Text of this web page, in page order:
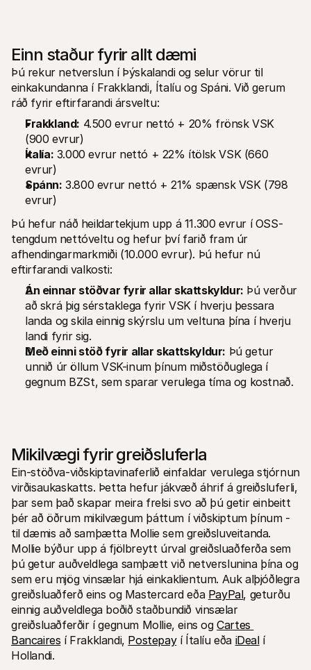
Einn staður fyrir allt dæmi
Þú rekur netverslun í Þýskalandi og selur vörur til
einkakundanna í Frakklandi, Ítalíu og Spáni. Við gerum
ráð fyrir eftirfarandi ársveltu:
Frakkland: 4.500 evrur nettó + 20% frönsk VSK
(900 evrur)
Ítalía: 3.000 evrur nettó + 22% ítölsk VSK (660
evrur)
Spánn: 3.800 evrur nettó + 21% spænsk VSK (798
evrur)
Þú hefur náð heildartekjum upp á 11.300 evrur í OSS-
tengdum nettóveltu og hefur því farið fram úr
afhendingarmarkmiði (10.000 evrur). Þú hefur nú
eftirfarandi valkosti:
Án einnar stöðvar fyrir allar skattskyldur: Þú verður
að skrá þig sérstaklega fyrir VSK í hverju þessara
landa og skila einnig skýrslu um veltuna þína í hverju
landi fyrir sig.
Með einni stöð fyrir allar skattskyldur: Þú getur
unnið úr öllum VSK-inum þínum miðstöðuglega í
gegnum BZSt, sem sparar verulega tíma og kostnað.
Mikilvægi fyrir greiðsluferla
Ein-stöðva-viðskiptavinaferlið einfaldar verulega stjórnun
virðisaukaskatts. Þetta hefur jákvæð áhrif á greiðsluferli,
þar sem það skapar meira frelsi svo að þú getir einbeitt
þér að öðrum mikilvægum þáttum í viðskiptum þínum -
til dæmis að samþætta Mollie sem greiðsluveitanda.
Mollie býður upp á fjölbreytt úrval greiðsluaðferða sem
þú getur auðveldlega samþætt við netverslunina þína og
sem eru mjög vinsælar hjá einkaklientum. Auk alþjóðlegra
greiðsluaðferð eins og Mastercard eða PayPal, geturðu
einnig auðveldlega boðið staðbundið vinsælar
greiðsluaðferðir í gegnum Mollie, eins og Cartes
Bancaires í Frakklandi, Postepay í Ítalíu eða iDeal í
Hollandi.